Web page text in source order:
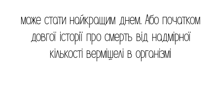
може стати найкращим днем. Або початком
довгої історії про смерть від надмірної
кількості вермішелі в організмі